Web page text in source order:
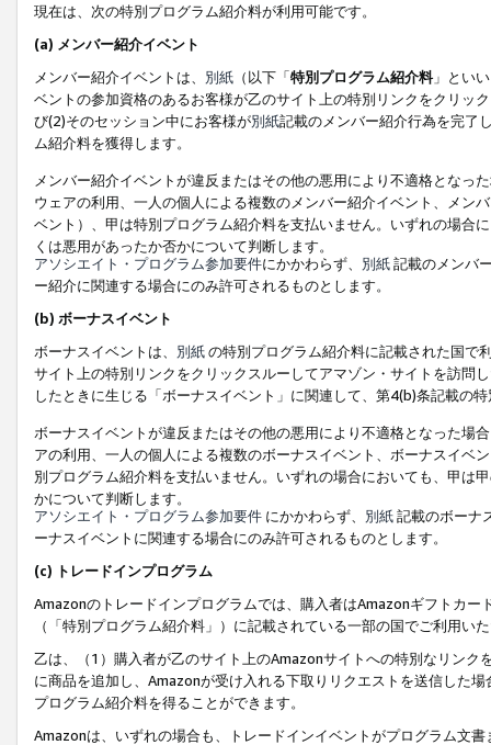
現在は、次の特別プログラム紹介料が利用可能です。
(a) メンバー紹介イベント
メンバー紹介イベントは、 別紙 （以下「特別プログラム紹介料」とい
ベントの参加資格のあるお客様が乙のサイト上の特別リンクをクリッ
び(2)そのセッション中にお客様が別紙記載のメンバー紹介行為を完了
ム紹介料を獲得します。
メンバー紹介イベントが違反またはその他の悪用により不適格となっ
ウェアの利用、一人の個人による複数のメンバー紹介イベント、メン
ベント）、甲は特別プログラム紹介料を支払いません。いずれの場合
くは悪用があったか否かについて判断します。
アソシエイト・プログラム参加要件にかかわらず、 別紙記載のメンバ
ー紹介に関連する場合にのみ許可されるものとします。
(b) ボーナスイベント
ボーナスイベントは、 別紙の特別プログラム紹介料に記載された国で
サイト上の特別リンクをクリックスルーしてアマゾン・サイトを訪問
したときに生じる「ボーナスイベント」に関連して、第4(b)条記載の
ボーナスイベントが違反またはその他の悪用により不適格となった場
アの利用、一人の個人による複数のボーナスイベント、ボーナスイベ
別プログラム紹介料を支払いません。いずれの場合においても、甲は
かについて判断します。
アソシエイト・プログラム参加要件 にかかわらず、 別紙記載のボーナ
ーナスイベントに関連する場合にのみ許可されるものとします。
(c) トレードインプログラム
Amazonのトレードインプログラムでは、購入者はAmazonギフトカ
（「特別プログラム紹介料」）に記載されている一部の国でご利用い
乙は、（1）購入者が乙のサイト上のAmazonサイトへの特別なリン
に商品を追加し、Amazonが受け入れる下取りリクエストを送信した
プログラム紹介料を得ることができます。
Amazonは、いずれの場合も、トレードインイベントがプログラム文